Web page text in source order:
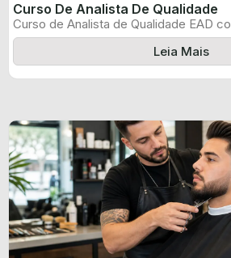
Curso De Analista De Qualidade
Curso de Analista de Qualidade EAD
certificado informado pelo produtor ...
Leia Mais